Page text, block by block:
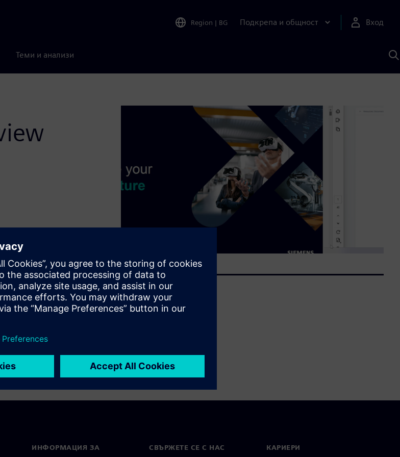
Region | BG Подкрепа и общност Вход
Теми и анализи
с
ИНФОРМАЦИЯ ЗА
СВЪРЖЕТЕ СЕ С НАС КАРИЕРИ